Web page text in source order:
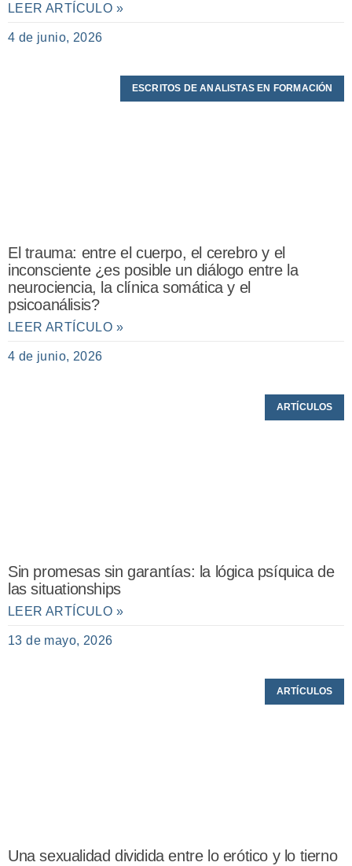
LEER ARTÍCULO »
4 de junio, 2026
ESCRITOS DE ANALISTAS EN FORMACIÓN
El trauma: entre el cuerpo, el cerebro y el
inconsciente ¿es posible un diálogo entre la
neurociencia, la clínica somática y el
psicoanálisis?
LEER ARTÍCULO »
4 de junio, 2026
ARTÍCULOS
Sin promesas sin garantías: la lógica psíquica de
las situationships
LEER ARTÍCULO »
13 de mayo, 2026
ARTÍCULOS
Una sexualidad dividida entre lo erótico y lo tierno